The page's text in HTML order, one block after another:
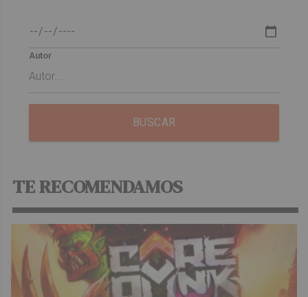
Autor
BUSCAR
TE RECOMENDAMOS